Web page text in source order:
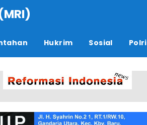
Hukrim Sosial Polri